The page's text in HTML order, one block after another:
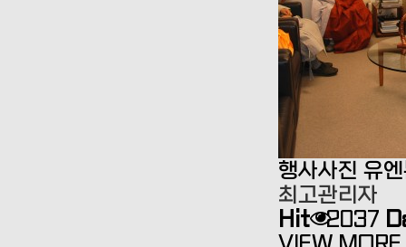
행사사진 유
최고관리자
Hit 2037